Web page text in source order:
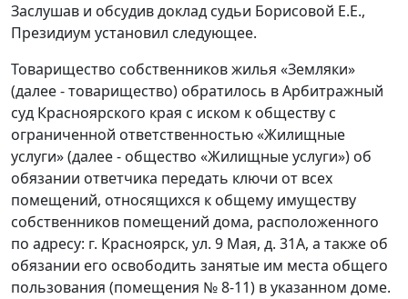
Заслушав и обсудив доклад судьи Борисовой Е.Е.,
Президиум установил следующее.
Товарищество собственников жилья «Земляки»
(далее - товарищество) обратилось в Арбитражный
суд Красноярского края с иском к обществу с
ограниченной ответственностью «Жилищные
услуги» (далее - общество «Жилищные услуги») об
обязании ответчика передать ключи от всех
помещений, относящихся к общему имуществу
собственников помещений дома, расположенного
по адресу: г. Красноярск, ул. 9 Мая, д. 31А, а также об
обязании его освободить занятые им места общего
пользования (помещения № 8-11) в указанном доме.